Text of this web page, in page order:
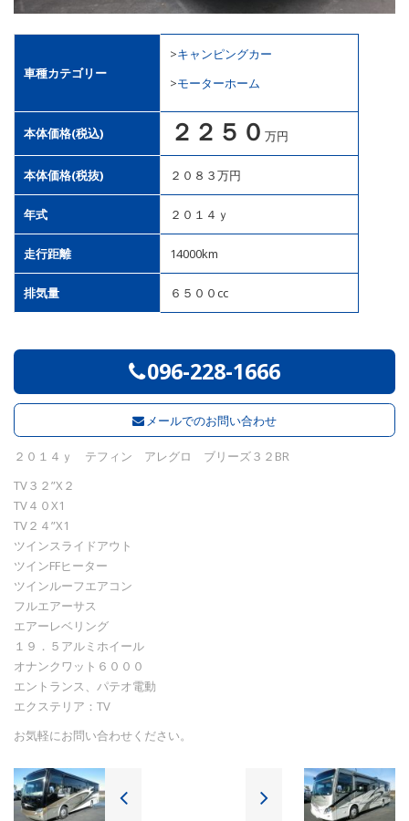
車種カテゴリー
>キャンピングカー
>モーターホーム
本体価格(税込) ２２５０ 万円
本体価格(税抜) ２０８３万円
年式 ２０１４ｙ
走行距離 14000km
排気量 ６５００cc
096-228-1666
メールでのお問い合わせ
２０１４ｙ テフィン アレグロ ブリーズ３２BR
TV３２”X２
TV４０X1
TV２４”X1
ツインスライドアウト
ツインFFヒーター
ツインルーフエアコン
フルエアーサス
エアーレベリング
１９．５アルミホイール
オナンクワット６０００
エントランス、パテオ電動
エクステリア：TV
お気軽にお問い合わせください。